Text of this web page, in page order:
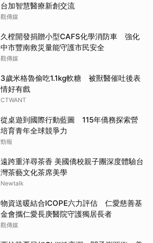
台加智慧醫療新創交流
觀傳媒
久樘開發捐贈小型CAFS化學消防車 強化
中市豐南救災量能守護市民安全
觀傳媒
3歲米格魯偷吃1.1kg軟糖 被獸醫催吐後表
情好有戲
CTWANT
從桌遊到國際行動藍圖 115年僑務探索營
培育青年全球競爭力
勁報
遠跨重洋尋茶香 美國僑校親子團深度體驗台
灣茶藝文化茶席美學
Newtalk
物資送暖結合ICOPE六力評估 仁愛慈善基
金會攜仁愛長庚醫院守護獨居長者
觀傳媒